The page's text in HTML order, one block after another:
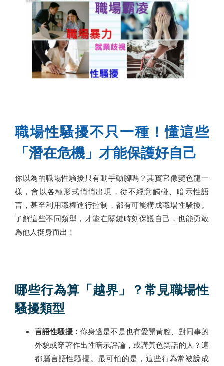
職場性騷擾不只一種！懂這些
「潛在危機」才能保護好自己
你以為的職場性騷擾只有動手動腳嗎？其實它像變色龍一
樣，會以各種形式悄悄出現，從不經意觸碰、暗示性語
言，甚至利用職權進行控制，都有可能構成職場性騷擾。
了解這些不同類型，才能在關鍵時刻保護自己，也能勇敢
為他人挺身而出！
哪些行為算「越界」？常見職場性
騷擾類型
言語性騷擾： 你身邊是不是也有愛開黃腔、對同事的
外貌或穿著作出性暗示評論，或講黃色笑話的人？這
都屬言語性騷擾。最可怕的是，這些行為常被說成